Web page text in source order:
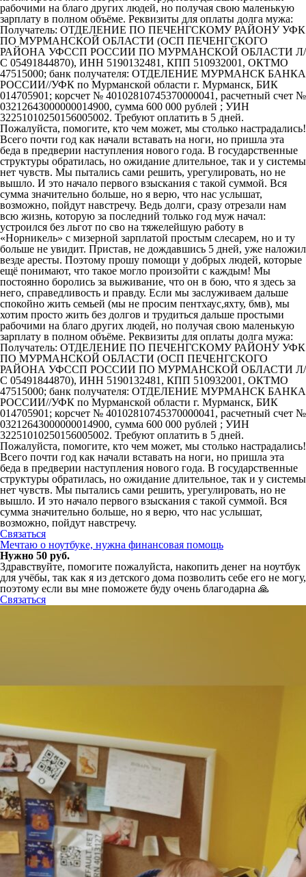
рабочими на благо других людей, но получая свою маленькую
зарплату в полном объёме. Реквизиты для оплаты долга мужа:
Получатель: ОТДЕЛЕНИЕ ПО ПЕЧЕНГСКОМУ РАЙОНУ УФК
ПО МУРМАНСКОЙ ОБЛАСТИ (ОСП ПЕЧЕНГСКОГО
РАЙОНА УФССП РОССИИ ПО МУРМАНСКОЙ ОБЛАСТИ Л/
С 05491844870), ИНН 5190132481, КПП 510932001, ОКТМО
47515000; банк получателя: ОТДЕЛЕНИЕ МУРМАНСК БАНКА
РОССИИ//УФК по Мурманской области г. Мурманск, БИК
014705901; корсчет № 40102810745370000041, расчетный счет №
03212643000000014900, сумма 600 000 рублей ; УИН
32251010250156005002. Требуют оплатить в 5 дней.
Пожалуйста, помогите, кто чем может, мы столько настрадались!
Всего почти год как начали вставать на ноги, но пришла эта
беда в предверии наступления нового года. В государственные
структуры обратилась, но ожидание длительное, так и у системы
нет чувств. Мы пытались сами решить, урегулировать, но не
вышло. И это начало первого взыскания с такой суммой. Вся
сумма значительно больше, но я верю, что нас услышат,
возможно, пойдут навстречу. Ведь долги, сразу отрезали нам
всю жизнь, которую за последний только год муж начал:
устроился без льгот по сво на тяжелейшую работу в
«Норникель» с мизерной зарплатой простым слесарем, но и ту
больше не увидит. Пристав, не дождавшись 5 дней, уже наложил
везде аресты. Поэтому прошу помощи у добрых людей, которые
ещё понимают, что такое могло произойти с каждым! Мы
постоянно боролись за выживание, что он в бою, что я здесь за
него, справедливость и правду. Если мы заслуживаем дальше
спокойно жить семьей (мы не просим пентхаус,яхту, бмв), мы
хотим просто жить без долгов и трудиться дальше простыми
рабочими на благо других людей, но получая свою маленькую
зарплату в полном объёме. Реквизиты для оплаты долга мужа:
Получатель: ОТДЕЛЕНИЕ ПО ПЕЧЕНГСКОМУ РАЙОНУ УФК
ПО МУРМАНСКОЙ ОБЛАСТИ (ОСП ПЕЧЕНГСКОГО
РАЙОНА УФССП РОССИИ ПО МУРМАНСКОЙ ОБЛАСТИ Л/
С 05491844870), ИНН 5190132481, КПП 510932001, ОКТМО
47515000; банк получателя: ОТДЕЛЕНИЕ МУРМАНСК БАНКА
РОССИИ//УФК по Мурманской области г. Мурманск, БИК
014705901; корсчет № 40102810745370000041, расчетный счет №
03212643000000014900, сумма 600 000 рублей ; УИН
32251010250156005002. Требуют оплатить в 5 дней.
Пожалуйста, помогите, кто чем может, мы столько настрадались!
Всего почти год как начали вставать на ноги, но пришла эта
беда в предверии наступления нового года. В государственные
структуры обратилась, но ожидание длительное, так и у системы
нет чувств. Мы пытались сами решить, урегулировать, но не
вышло. И это начало первого взыскания с такой суммой. Вся
сумма значительно больше, но я верю, что нас услышат,
возможно, пойдут навстречу.
Связаться
Мечтаю о ноутбуке, нужна финансовая помощь
Нужно 50 руб.
Здравствуйте, помогите пожалуйста, накопить денег на ноутбук
для учёбы, так как я из детского дома позволить себе его не могу,
поэтому если вы мне поможете буду очень благодарна 🙏
Связаться